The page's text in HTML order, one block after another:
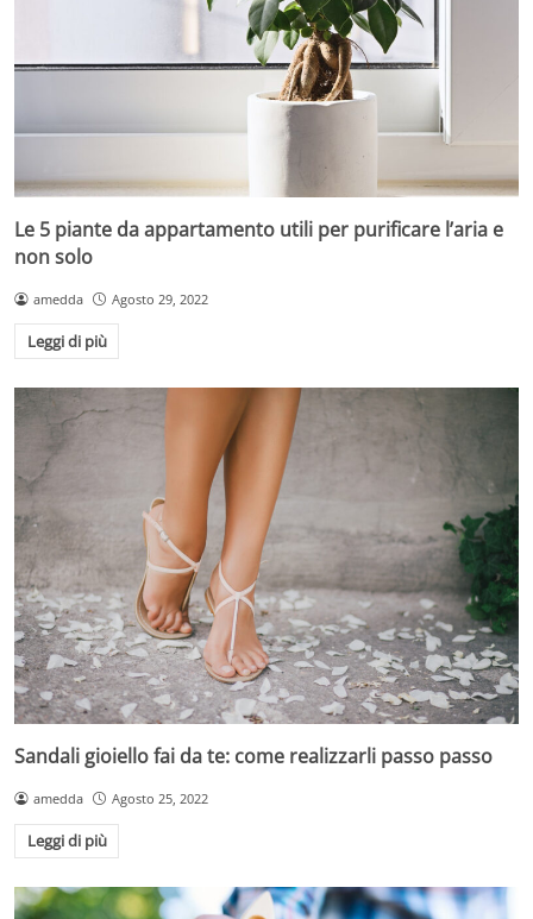
Le 5 piante da appartamento utili per purificare l’aria e
non solo
amedda Agosto 29, 2022
Leggi di più
Sandali gioiello fai da te: come realizzarli passo passo
amedda Agosto 25, 2022
Leggi di più